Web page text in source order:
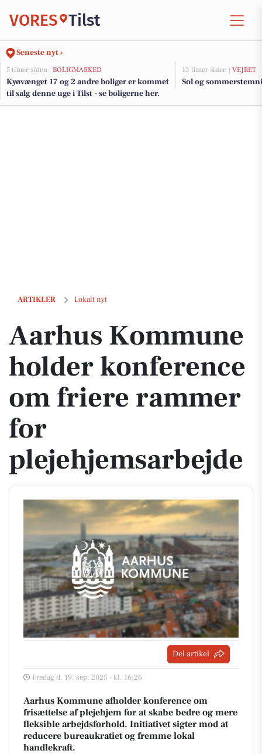
VORES Tilst
Seneste nyt ›
5 timer siden | BOLIGMARKED
Kyøvænget 17 og 2 andre boliger er kommet
til salg denne uge i Tilst - se boligerne her.
13 timer siden | VEJRET
Sol og
ARTIKLER Lokalt nyt
Aarhus Kommune holder konference om friere rammer for
Aarhus Kommune
holder konference
om friere rammer
for
plejehjemsarbejde
Del artikel
Fredag d. 19. sep. 2025 - kl. 16:26
Aarhus Kommune afholder konference om
frisættelse af plejehjem for at skabe bedre og mere
fleksible arbejdsforhold. Initiativet sigter mod at
reducere bureaukratiet og fremme lokal
handlekraft.